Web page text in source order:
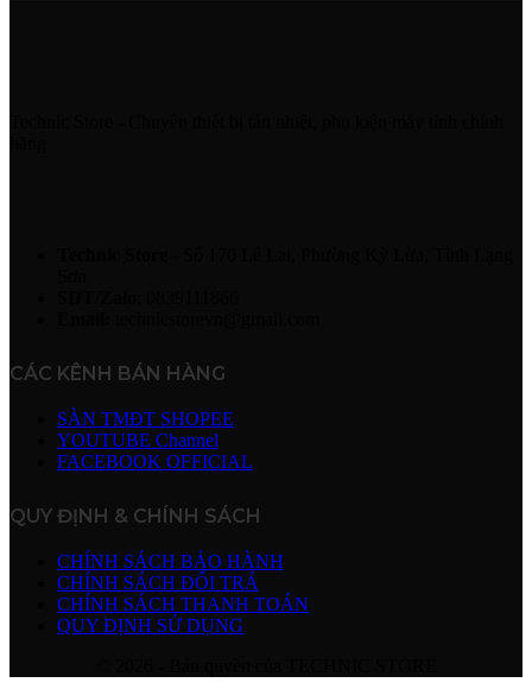
CÁC KÊNH BÁN HÀNG
SÀN TMĐT SHOPEE
YOUTUBE Channel
FACEBOOK OFFICIAL
QUY ĐỊNH & CHÍNH SÁCH
CHÍNH SÁCH BẢO HÀNH
CHÍNH SÁCH ĐỔI TRẢ
CHÍNH SÁCH THANH TOÁN
QUY ĐỊNH SỬ DỤNG